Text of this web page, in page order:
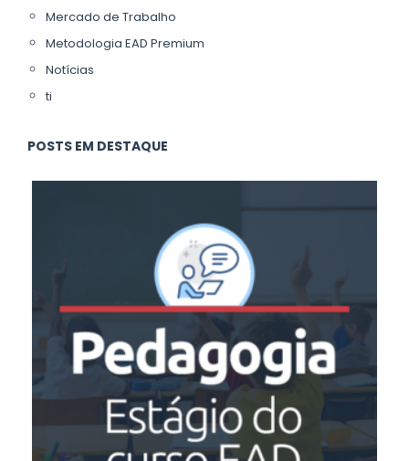
Mercado de Trabalho
Metodologia EAD Premium
Notícias
ti
POSTS EM DESTAQUE